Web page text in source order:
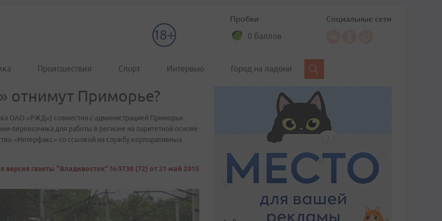
Пробки
0 баллов
Социальные сети
Происшествия Спорт Интервью Город на ладони
отнимут Приморье?
ОАО «РЖД») совместно с администрацией Приморья
перевозчика для работы в регионе на паритетной основе
«Интерфакс» со ссылкой на службу корпоративных
версия газеты "Владивосток" №3738 (72) от 21 май 2015